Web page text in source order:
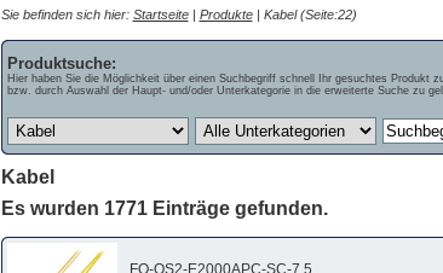
Sie befinden sich hier: Startseite| Produkte| Kabel (Seite:22)
Produktsuche:
Hier haben Sie die Möglichkeit über einen Suchbegriff schnell Ihr gesuchtes Produkt
bzw. durch Auswahl der Haupt- und/oder Unterkategorie in die erweiterte Suche zu
Kabel
Es wurden 1771 Einträge gefunden.
FO-OS2-E2000APC-SC-7.5